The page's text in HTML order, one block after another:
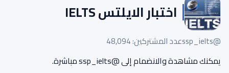
اختبار الايلتس IELTS
@ssp_ielts
عدد المشتركين: 48,094
يمكنك مشاهدة والانضمام إلى @ssp_ielts مباشرة.